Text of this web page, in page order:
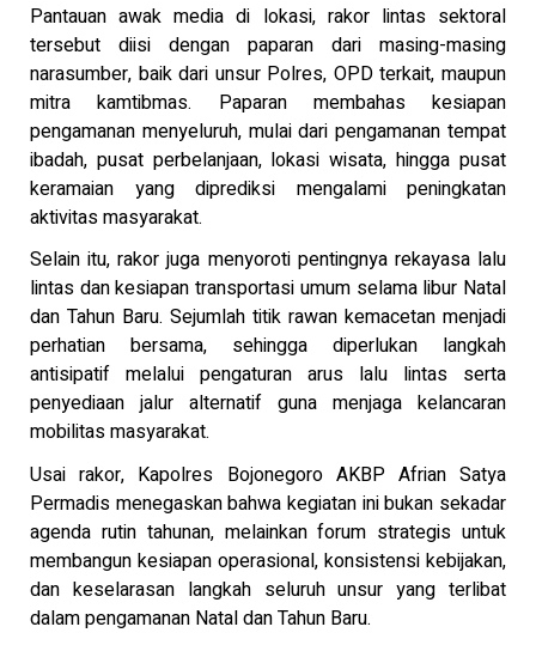
Pantauan awak media di lokasi, rakor lintas sektoral
tersebut diisi dengan paparan dari masing-masing
narasumber, baik dari unsur Polres, OPD terkait, maupun
mitra kamtibmas. Paparan membahas kesiapan
pengamanan menyeluruh, mulai dari pengamanan tempat
ibadah, pusat perbelanjaan, lokasi wisata, hingga pusat
keramaian yang diprediksi mengalami peningkatan
aktivitas masyarakat.
Selain itu, rakor juga menyoroti pentingnya rekayasa lalu
lintas dan kesiapan transportasi umum selama libur Natal
dan Tahun Baru. Sejumlah titik rawan kemacetan menjadi
perhatian bersama, sehingga diperlukan langkah
antisipatif melalui pengaturan arus lalu lintas serta
penyediaan jalur alternatif guna menjaga kelancaran
mobilitas masyarakat.
Usai rakor, Kapolres Bojonegoro AKBP Afrian Satya
Permadis menegaskan bahwa kegiatan ini bukan sekadar
agenda rutin tahunan, melainkan forum strategis untuk
membangun kesiapan operasional, konsistensi kebijakan,
dan keselarasan langkah seluruh unsur yang terlibat
dalam pengamanan Natal dan Tahun Baru.